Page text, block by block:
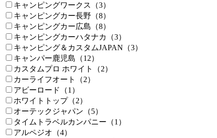
キャンピングワークス（3）
キャンピングカー長野（8）
キャンピングカー広島（8）
キャンピングカーハタナカ（3）
キャンピング＆カスタムJAPAN（3）
キャンパー鹿児島（12）
カスタムプロ ホワイト（2）
カーライフオート（2）
アビーロード（1）
ホワイトトップ（2）
オーテックジャパン（5）
タイムトラベルカンパニー（1）
アルペジオ（4）